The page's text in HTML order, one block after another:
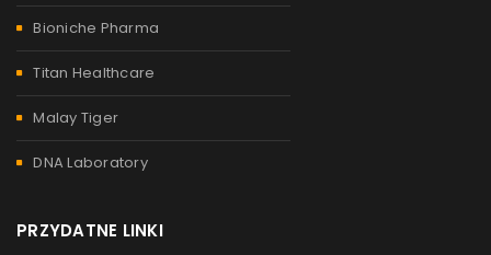
Bioniche Pharma
Titan Healthcare
Malay Tiger
DNA Laboratory
PRZYDATNE LINKI